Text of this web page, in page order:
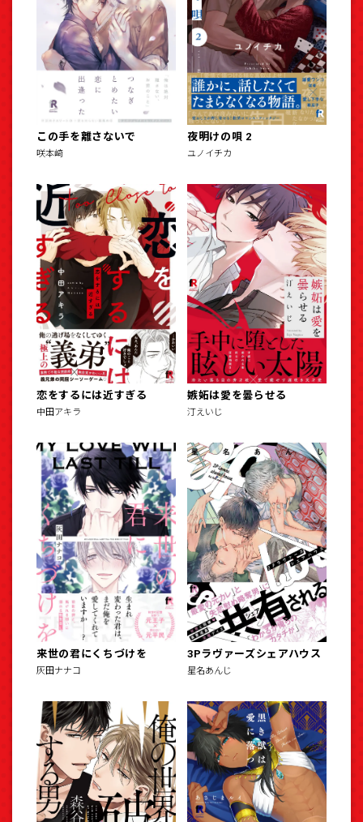
この手を離さないで
咲本﨑
夜明けの唄 2
ユノイチカ
恋をするには近すぎる
中田アキラ
嫉妬は愛を曇らせる
汀えいじ
来世の君にくちづけを
灰田ナナコ
3Pラヴァーズシェアハウス
星名あんじ